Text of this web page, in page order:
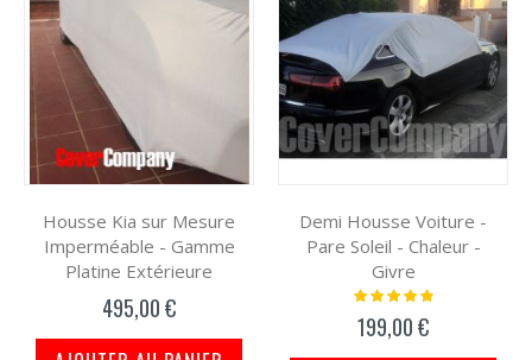
Housse Kia sur Mesure
Imperméable - Gamme
Platine Extérieure
495,00 €
Demi Housse Voiture -
Pare Soleil - Chaleur -
Givre
Notation:
199,00 €